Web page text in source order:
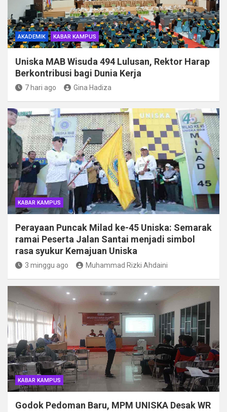
AKADEMIK KABAR KAMPUS
Uniska MAB Wisuda 494 Lulusan, Rektor Harap
Berkontribusi bagi Dunia Kerja
7 hari ago Gina Hadiza
KABAR KAMPUS
Perayaan Puncak Milad ke-45 Uniska: Semarak
ramai Peserta Jalan Santai menjadi simbol
rasa syukur Kemajuan Uniska
3 minggu ago Muhammad Rizki Ahdaini
KABAR KAMPUS
Godok Pedoman Baru, MPM UNISKA Desak WR